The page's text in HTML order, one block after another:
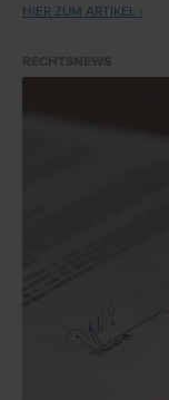
HIER ZUM ARTIKEL ›